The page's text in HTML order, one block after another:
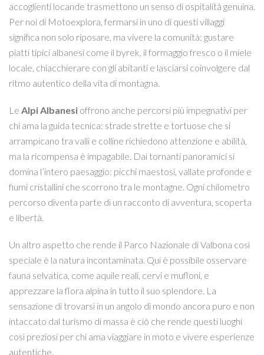
accoglienti locande trasmettono un senso di ospitalità genuina.
Per noi di Motoexplora, fermarsi in uno di questi villaggi
significa non solo riposare, ma vivere la comunità: gustare
piatti tipici albanesi come il byrek, il formaggio fresco o il miele
locale, chiacchierare con gli abitanti e lasciarsi coinvolgere dal
ritmo autentico della vita di montagna.
Le Alpi Albanesi offrono anche percorsi più impegnativi per
chi ama la guida tecnica: strade strette e tortuose che si
arrampicano tra valli e colline richiedono attenzione e abilità,
ma la ricompensa è impagabile. Dai tornanti panoramici si
domina l’intero paesaggio: picchi maestosi, vallate profonde e
fiumi cristallini che scorrono tra le montagne. Ogni chilometro
percorso diventa parte di un racconto di avventura, scoperta
e libertà.
Un altro aspetto che rende il Parco Nazionale di Valbona così
speciale è la natura incontaminata. Qui è possibile osservare
fauna selvatica, come aquile reali, cervi e mufloni, e
apprezzare la flora alpina in tutto il suo splendore. La
sensazione di trovarsi in un angolo di mondo ancora puro e non
intaccato dal turismo di massa è ciò che rende questi luoghi
così preziosi per chi ama viaggiare in moto e vivere esperienze
autentiche.